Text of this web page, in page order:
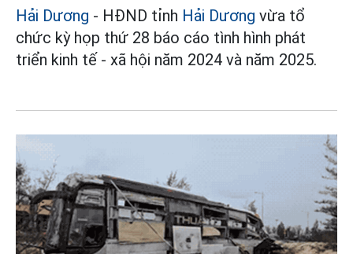
Hải Dương - HĐND tỉnh Hải Dương vừa tổ
chức kỳ họp thứ 28 báo cáo tình hình phát
triển kinh tế - xã hội năm 2024 và năm 2025.